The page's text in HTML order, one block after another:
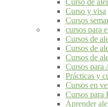
Curso de
Curso y visa
Cursos
cursos para
Cursos de
Cursos de
Cursos de
Cursos para
Prácticas y
Cursos en
Cursos para
Aprender